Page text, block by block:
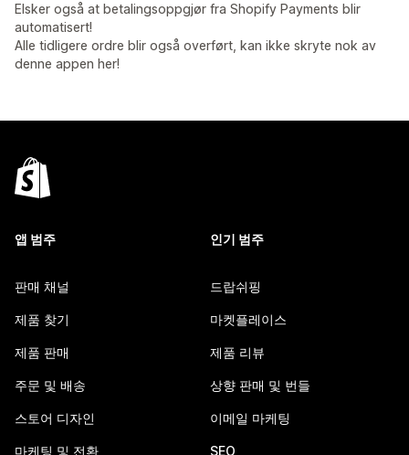
Elsker også at betalingsoppgjør fra Shopify Payments blir
automatisert!
Alle tidligere ordre blir også overført, kan ikke skryte nok av
denne appen her!
앱 범주
판매 채널
제품 찾기
제품 판매
주문 및 배송
스토어 디자인
마케팅 및 전환
인기 범주
드랍쉬핑
마켓플레이스
제품 리뷰
상향 판매 및 번들
이메일 마케팅
SEO